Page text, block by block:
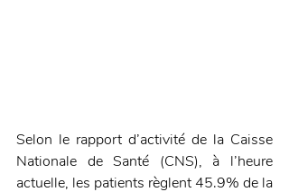
Selon le rapport d’activité de la Caisse
Nationale de Santé (CNS), à l’heure
actuelle, les patients règlent 45.9% de la